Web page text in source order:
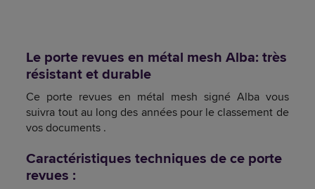
Le porte revues en métal mesh Alba: très
résistant et durable
Ce porte revues en métal mesh signé Alba vous
suivra tout au long des années pour le classement de
vos documents .
Caractéristiques techniques de ce porte
revues :